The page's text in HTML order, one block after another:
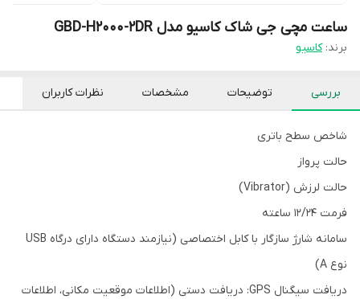
ساعت مچی جی شاک کاسیو مدل GBD-H2000-2DR
برند: کاسیو
بررسی توضیحات مشخصات نظرات کاربران
شاخص سطح باتری
حالت پرواز
حالت لرزش (Vibrator)
فرمت 12/24 ساعته
سامانه شارژ سازگار با کابل اختصاصی (نیازمند دستگاه دارای درگاه USB
نوع A)
دریافت سیگنال GPS: دریافت دستی (اطلاعات موقعیت مکانی، اطلاعات